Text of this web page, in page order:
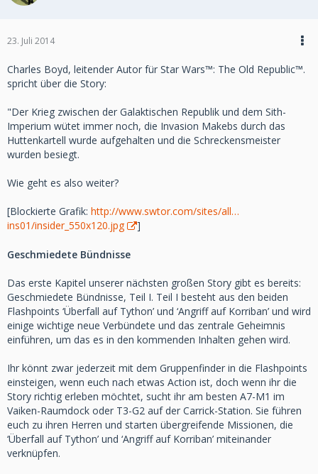
23. Juli 2014
Charles Boyd, leitender Autor für Star Wars™: The Old Republic™.
spricht über die Story:
"Der Krieg zwischen der Galaktischen Republik und dem Sith-
Imperium wütet immer noch, die Invasion Makebs durch das
Huttenkartell wurde aufgehalten und die Schreckensmeister
wurden besiegt.
Wie geht es also weiter?
[Blockierte Grafik: http://www.swtor.com/sites/all…
ins01/insider_550x120.jpg
]
Geschmiedete Bündnisse
Das erste Kapitel unserer nächsten großen Story gibt es bereits:
Geschmiedete Bündnisse, Teil I. Teil I besteht aus den beiden
Flashpoints ‘Überfall auf Tython’ und ‘Angriff auf Korriban’ und wird
einige wichtige neue Verbündete und das zentrale Geheimnis
einführen, um das es in den kommenden Inhalten gehen wird.
Ihr könnt zwar jederzeit mit dem Gruppenfinder in die Flashpoints
einsteigen, wenn euch nach etwas Action ist, doch wenn ihr die
Story richtig erleben möchtet, sucht ihr am besten A7-M1 im
Vaiken-Raumdock oder T3-G2 auf der Carrick-Station. Sie führen
euch zu ihren Herren und starten übergreifende Missionen, die
‘Überfall auf Tython’ und ‘Angriff auf Korriban’ miteinander
verknüpfen.